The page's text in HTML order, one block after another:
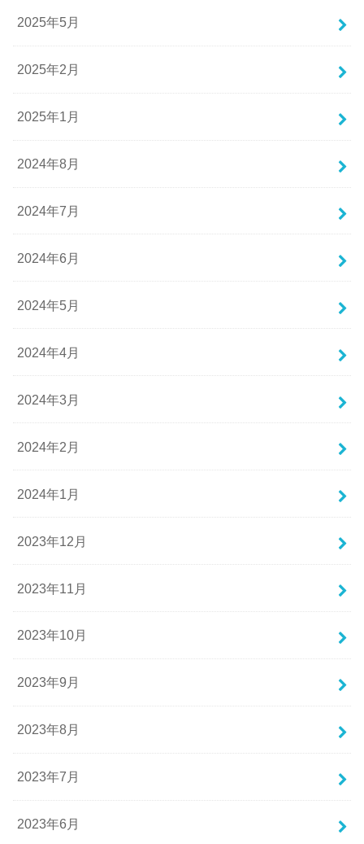
2025年5月
2025年2月
2025年1月
2024年8月
2024年7月
2024年6月
2024年5月
2024年4月
2024年3月
2024年2月
2024年1月
2023年12月
2023年11月
2023年10月
2023年9月
2023年8月
2023年7月
2023年6月